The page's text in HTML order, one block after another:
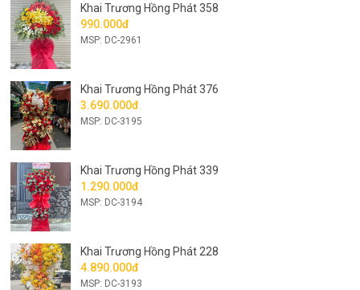
Khai Trương Hồng Phát 358
990.000đ
MSP: DC-2961
Khai Trương Hồng Phát 376
3.690.000đ
MSP: DC-3195
Khai Trương Hồng Phát 339
1.290.000đ
MSP: DC-3194
Khai Trương Hồng Phát 228
4.890.000đ
MSP: DC-3193